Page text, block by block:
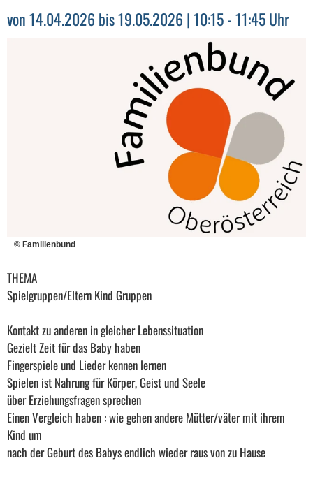
von 14.04.2026 bis 19.05.2026 | 10:15 - 11:45 Uhr
© Familienbund
THEMA
Spielgruppen/Eltern Kind Gruppen
Kontakt zu anderen in gleicher Lebenssituation
Gezielt Zeit für das Baby haben
Fingerspiele und Lieder kennen lernen
Spielen ist Nahrung für Körper, Geist und Seele
über Erziehungsfragen sprechen
Einen Vergleich haben : wie gehen andere Mütter/väter mit ihrem
Kind um
nach der Geburt des Babys endlich wieder raus von zu Hause